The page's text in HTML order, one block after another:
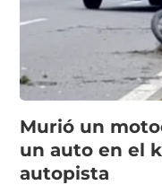
Murió un
un auto en el
autopista